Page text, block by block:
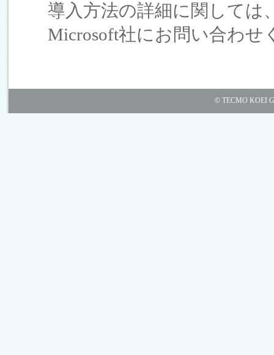
導入方法の詳細に関しては
Microsoft社にお問い合わせ
© TECMO KOEI